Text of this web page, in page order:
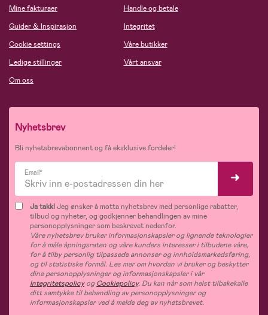
Mine fakturaer
Guider & Inspirasjon
Cookie settings
Ledige stillinger
Om oss
Handle og betale
Integritet
Våre butikker
Vårt ansvar
Nyhetsbrev
Bli nyhetsbrevabonnent og få eksklusive fordeler!
Email*
Ja takk!Jeg ønsker å motta nyhetsbrev med personlige rabatter,
tilbud og nyheter, og godkjenner behandlingen av mine
personopplysninger som beskrevet nedenfor.
Våre nyhetsbrev bruker informasjonskapsler og lignende teknologier
for å måle åpningsraten og våre kunders interesser i tilbudene våre,
for å tilby personlig tilpassede annonser og innholdsmarkedsføring,
og til statistiske formål. Les mer om hvordan vi bruker og beskytter
dine personopplysninger og informasjonskapsler i vår
IntegritetspolicyogCookiepolicy. Du kan når som helst tilbakekalle
ditt samtykke til behandling av personopplysninger og
informasjonskapsler ved å melde deg av nyhetsbrevet.